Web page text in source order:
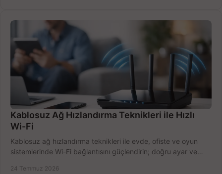
Kablosuz Ağ Hızlandırma Teknikleri ile Hızlı
Wi-Fi
Kablosuz ağ hızlandırma teknikleri ile evde, ofiste ve oyun
sistemlerinde Wi-Fi bağlantısını güçlendirin; doğru ayar ve
24 Temmuz 2026